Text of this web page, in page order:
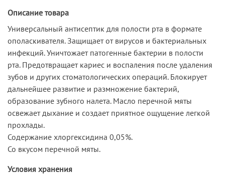
Описание товара
Универсальный антисептик для полости рта в формате
ополаскивателя. Защищает от вирусов и бактериальных
инфекций. Уничтожает патогенные бактерии в полости
рта. Предотвращает кариес и воспаления после удаления
зубов и других стоматологических операций. Блокирует
дальнейшее развитие и размножение бактерий,
образование зубного налета. Масло перечной мяты
освежает дыхание и создает приятное ощущение легкой
прохлады.
Содержание хлоргексидина 0,05%.
Со вкусом перечной мяты.
Условия хранения